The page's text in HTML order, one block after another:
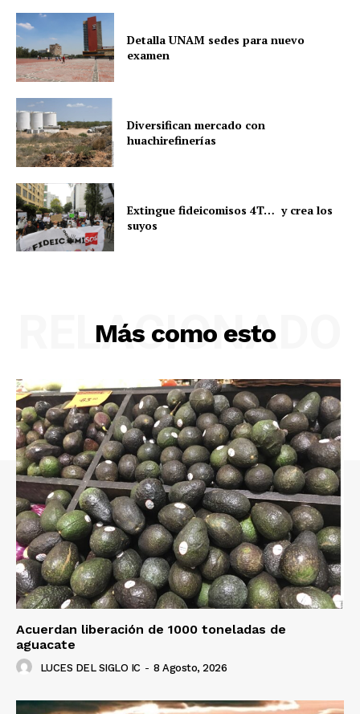
Detalla UNAM sedes para nuevo
examen
Diversifican mercado con
huachirefinerías
Extingue fideicomisos 4T… y crea los
suyos
Más como esto
RELACIONADO
Acuerdan liberación de 1000 toneladas de
aguacate
LUCES DEL SIGLO IC - 8 Agosto, 2026